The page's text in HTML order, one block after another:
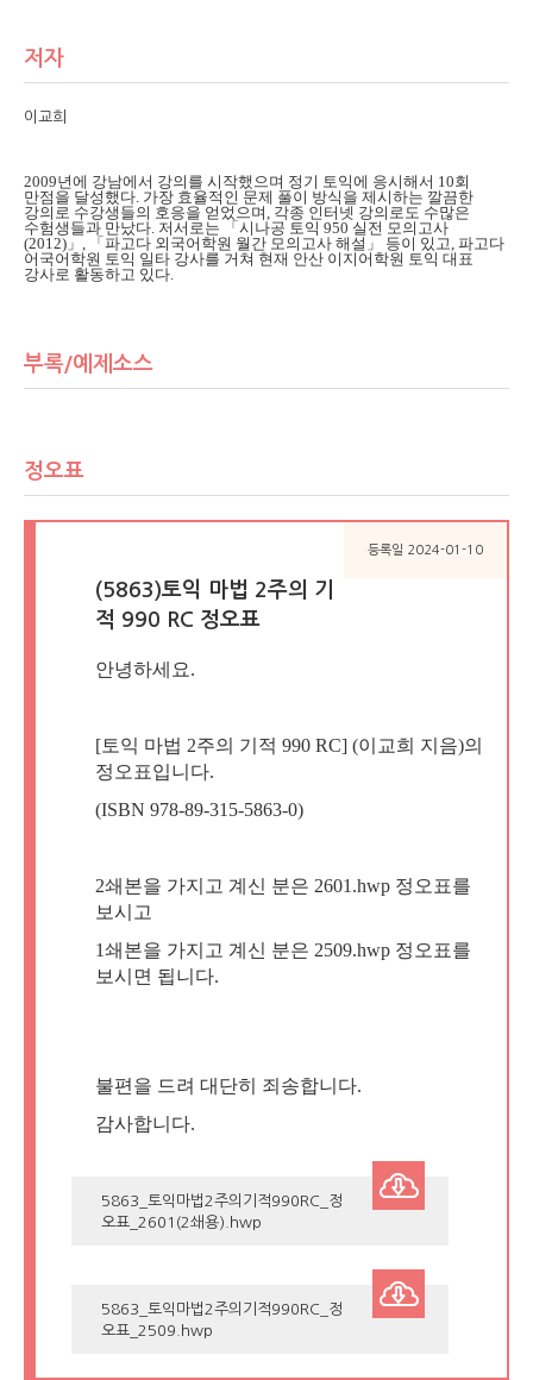
저자
이교희
2009년에 강남에서 강의를 시작했으며 정기 토익에 응시해서 10회
만점을 달성했다. 가장 효율적인 문제 풀이 방식을 제시하는 깔끔한
강의로 수강생들의 호응을 얻었으며, 각종 인터넷 강의로도 수많은
수험생들과 만났다. 저서로는 「 시나공 토익 950 실전 모의고사
(2012) 」 , 「 파고다 외국어학원 월간 모의고사 해설 」 등이 있고, 파고다
어국어학원 토익 일타 강사를 거쳐 현재 안산 이지어학원 토익 대표
강사로 활동하고 있다.
부록/예제소스
정오표
등록일 2024-01-10
(5863)토익 마법 2주의 기
적 990 RC 정오표
안녕하세요.
[토익 마법 2주의 기적 990 RC] (이교희 지음)의
정오표입니다.
(ISBN 978-89-315-5863-0)
2쇄본을 가지고 계신 분은 2601.hwp 정오표를
보시고
1쇄본을 가지고 계신 분은 2509.hwp 정오표를
보시면 됩니다.
불편을 드려 대단히 죄송합니다.
감사합니다.
5863_토익마법2주의기적990RC_정
오표_2601(2쇄용).hwp
5863_토익마법2주의기적990RC_정
오표_2509.hwp